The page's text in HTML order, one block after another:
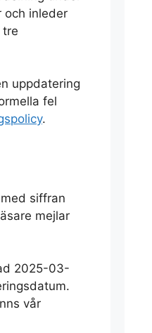
och inleder
tre
uppdatering
fel
.
siffran
mejlar
2025-03-
vår